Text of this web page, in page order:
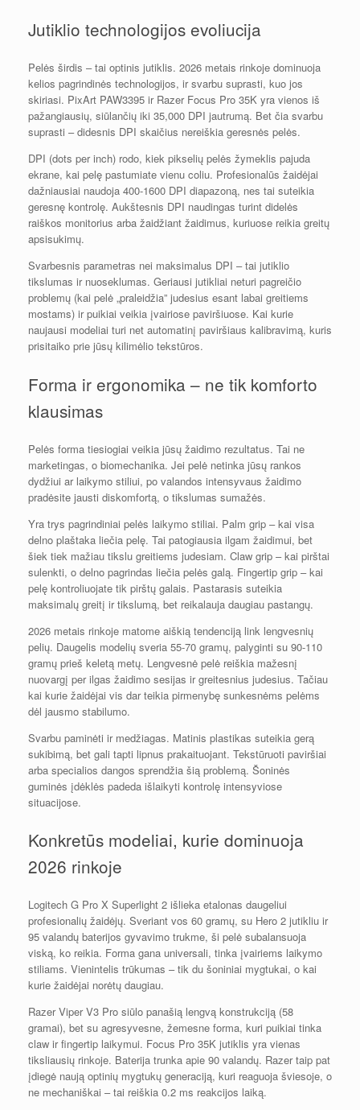
Jutiklio technologijos evoliucija
Pelės širdis – tai optinis jutiklis. 2026 metais rinkoje dominuoja
kelios pagrindinės technologijos, ir svarbu suprasti, kuo jos
skiriasi. PixArt PAW3395 ir Razer Focus Pro 35K yra vienos iš
pažangiausių, siūlančių iki 35,000 DPI jautrumą. Bet čia svarbu
suprasti – didesnis DPI skaičius nereiškia geresnės pelės.
DPI (dots per inch) rodo, kiek pikselių pelės žymeklis pajuda
ekrane, kai pelę pastumiate vienu coliu. Profesionalūs žaidėjai
dažniausiai naudoja 400-1600 DPI diapazoną, nes tai suteikia
geresnę kontrolę. Aukštesnis DPI naudingas turint didelės
raiškos monitorius arba žaidžiant žaidimus, kuriuose reikia greitų
apsisukimų.
Svarbesnis parametras nei maksimalus DPI – tai jutiklio
tikslumas ir nuoseklumas. Geriausi jutikliai neturi pagreičio
problemų (kai pelė „praleidžia” judesius esant labai greitiems
mostams) ir puikiai veikia įvairiose paviršiuose. Kai kurie
naujausi modeliai turi net automatinį paviršiaus kalibravimą, kuris
prisitaiko prie jūsų kilimėlio tekstūros.
Forma ir ergonomika – ne tik komforto
klausimas
Pelės forma tiesiogiai veikia jūsų žaidimo rezultatus. Tai ne
marketingas, o biomechanika. Jei pelė netinka jūsų rankos
dydžiui ar laikymo stiliui, po valandos intensyvaus žaidimo
pradėsite jausti diskomfortą, o tikslumas sumažės.
Yra trys pagrindiniai pelės laikymo stiliai. Palm grip – kai visa
delno plaštaka liečia pelę. Tai patogiausia ilgam žaidimui, bet
šiek tiek mažiau tikslu greitiems judesiam. Claw grip – kai pirštai
sulenkti, o delno pagrindas liečia pelės galą. Fingertip grip – kai
pelę kontroliuojate tik pirštų galais. Pastarasis suteikia
maksimalų greitį ir tikslumą, bet reikalauja daugiau pastangų.
2026 metais rinkoje matome aiškią tendenciją link lengvesnių
pelių. Daugelis modelių sveria 55-70 gramų, palyginti su 90-110
gramų prieš keletą metų. Lengvesnė pelė reiškia mažesnį
nuovargį per ilgas žaidimo sesijas ir greitesnius judesius. Tačiau
kai kurie žaidėjai vis dar teikia pirmenybę sunkesnėms pelėms
dėl jausmo stabilumo.
Svarbu paminėti ir medžiagas. Matinis plastikas suteikia gerą
sukibimą, bet gali tapti lipnus prakaituojant. Tekstūruoti paviršiai
arba specialios dangos sprendžia šią problemą. Šoninės
guminės įdėklės padeda išlaikyti kontrolę intensyviose
situacijose.
Konkretūs modeliai, kurie dominuoja
2026 rinkoje
Logitech G Pro X Superlight 2 išlieka etalonas daugeliui
profesionalių žaidėjų. Sveriant vos 60 gramų, su Hero 2 jutikliu ir
95 valandų baterijos gyvavimo trukme, ši pelė subalansuoja
viską, ko reikia. Forma gana universali, tinka įvairiems laikymo
stiliams. Vienintelis trūkumas – tik du šoniniai mygtukai, o kai
kurie žaidėjai norėtų daugiau.
Razer Viper V3 Pro siūlo panašią lengvą konstrukciją (58
gramai), bet su agresyvesne, žemesne forma, kuri puikiai tinka
claw ir fingertip laikymui. Focus Pro 35K jutiklis yra vienas
tiksliausių rinkoje. Baterija trunka apie 90 valandų. Razer taip pat
įdiegė naują optinių mygtukų generaciją, kuri reaguoja šviesoje, o
ne mechaniškai – tai reiškia 0.2 ms reakcijos laiką.